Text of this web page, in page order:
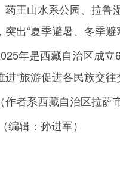
药王山水系公园、拉鲁
突出“夏季避暑、冬季
年是西藏自治区成立
进“旅游促进各民族交
（作者系西藏自治区拉萨
（编辑：孙进军）